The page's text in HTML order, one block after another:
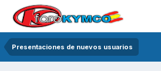
Presentaciones de nuevos usuarios